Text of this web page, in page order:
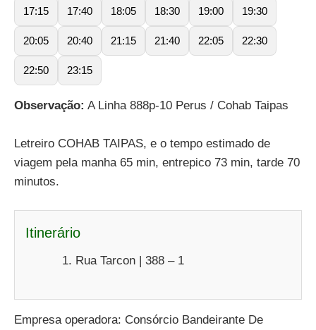
17:15 17:40 18:05 18:30 19:00 19:30
20:05 20:40 21:15 21:40 22:05 22:30
22:50 23:15
Observação: A Linha 888p-10 Perus / Cohab Taipas
Letreiro COHAB TAIPAS, e o tempo estimado de
viagem pela manha 65 min, entrepico 73 min, tarde 70
minutos.
Itinerário
Rua Tarcon | 388 – 1
Empresa operadora: Consórcio Bandeirante De